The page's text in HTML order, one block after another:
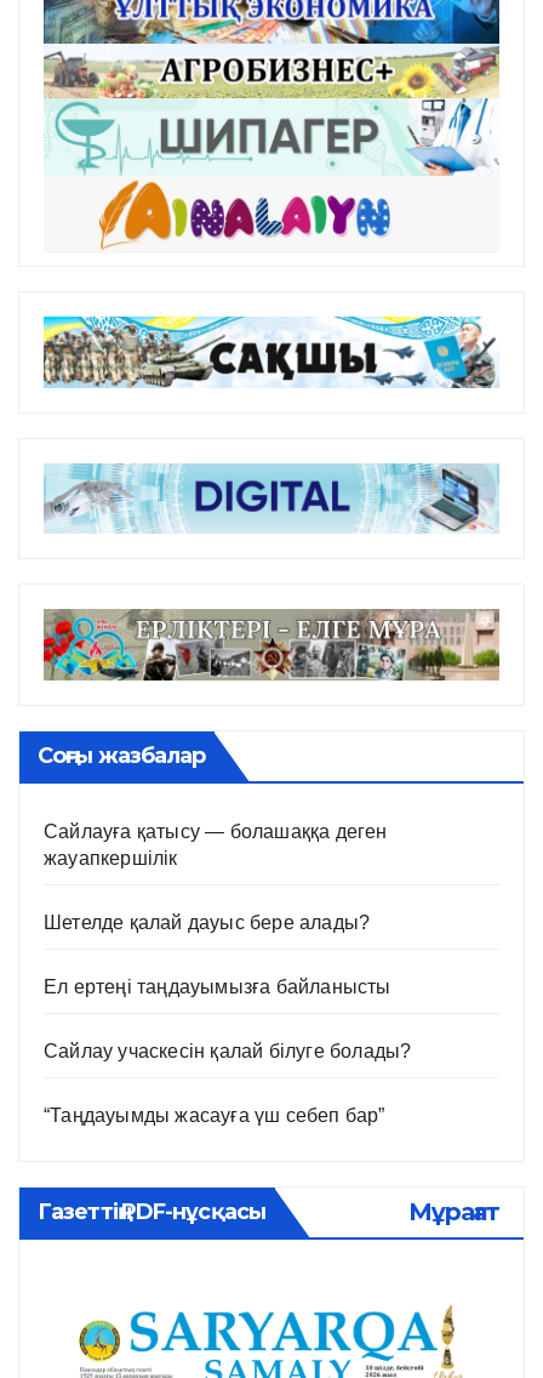
Соңғы жазбалар
Сайлауға қатысу — болашаққа деген
жауапкершілік
Шетелде қалай дауыс бере алады?
Ел ертеңі таңдауымызға байланысты
Сайлау учаскесін қалай білуге болады?
“Таңдауымды жасауға үш себеп бар”
Газеттің PDF-нұсқасы Мұрағат